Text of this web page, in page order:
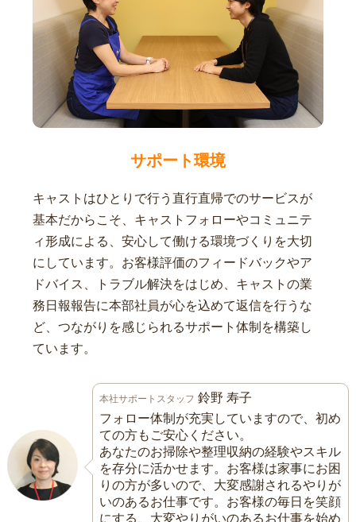
サポート環境
キャストはひとりで行う直行直帰でのサービスが
基本だからこそ、キャストフォローやコミュニテ
ィ形成による、安心して働ける環境づくりを大切
にしています。お客様評価のフィードバックやア
ドバイス、トラブル解決をはじめ、キャストの業
務日報報告に本部社員が心を込めて返信を行うな
ど、つながりを感じられるサポート体制を構築し
ています。
本社サポートスタッフ 鈴野 寿子
フォロー体制が充実していますので、初め
ての方もご安心ください。
あなたのお掃除や整理収納の経験やスキル
を存分に活かせます。お客様は家事にお困
りの方が多いので、大変感謝されるやりが
いのあるお仕事です。お客様の毎日を笑顔
にする、大変やりがいのあるお仕事を始め